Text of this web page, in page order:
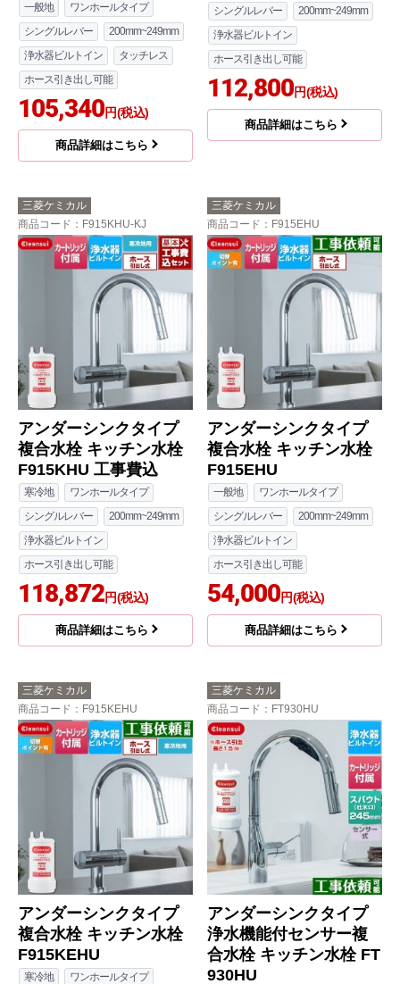
一般地
ワンホールタイプ
シングルレバー
200mm~249mm
浄水器ビルトイン
タッチレス
ホース引き出し可能
105,340円(税込)
商品詳細はこちら
シングルレバー
200mm~249mm
浄水器ビルトイン
ホース引き出し可能
112,800円(税込)
商品詳細はこちら
三菱ケミカル
商品コード ：F915KHU-KJ
アンダーシンクタイプ
複合水栓 キッチン水栓
F915KHU 工事費込
寒冷地
ワンホールタイプ
シングルレバー
200mm~249mm
浄水器ビルトイン
ホース引き出し可能
118,872円(税込)
商品詳細はこちら
三菱ケミカル
商品コード ：F915EHU
アンダーシンクタイプ
複合水栓 キッチン水栓
F915EHU
一般地
ワンホールタイプ
シングルレバー
200mm~249mm
浄水器ビルトイン
ホース引き出し可能
54,000円(税込)
商品詳細はこちら
三菱ケミカル
商品コード ：F915KEHU
アンダーシンクタイプ
複合水栓 キッチン水栓
F915KEHU
寒冷地 ワンホールタイプ
三菱ケミカル
商品コード ：FT930HU
アンダーシンクタイプ
浄水機能付センサー複
合水栓 キッチン水栓 FT
930HU